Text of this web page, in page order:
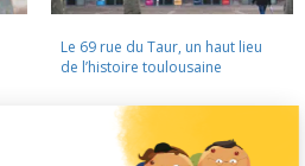
Le 69 rue du Taur, un haut lieu
de l’histoire toulousaine